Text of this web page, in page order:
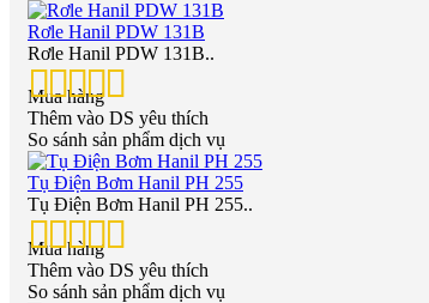
Rơle Hanil PDW 131B
Rơle Hanil PDW 131B..
Mua hàng
Thêm vào DS yêu thích
So sánh sản phẩm dịch vụ
Tụ Điện Bơm Hanil PH 255
Tụ Điện Bơm Hanil PH 255..
Mua hàng
Thêm vào DS yêu thích
So sánh sản phẩm dịch vụ